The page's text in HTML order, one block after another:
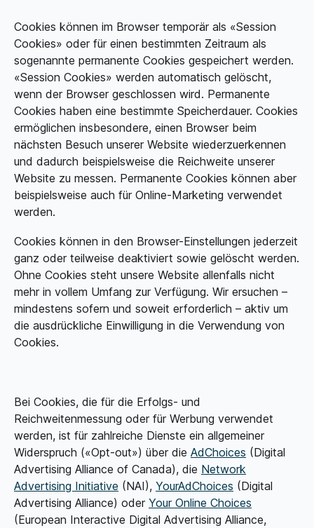
Cookies können im Browser temporär als «Session
Cookies» oder für einen bestimmten Zeitraum als
sogenannte permanente Cookies gespeichert werden.
«Session Cookies» werden automatisch gelöscht,
wenn der Browser geschlossen wird. Permanente
Cookies haben eine bestimmte Speicherdauer. Cookies
ermöglichen insbesondere, einen Browser beim
nächsten Besuch unserer Website wiederzuerkennen
und dadurch beispielsweise die Reichweite unserer
Website zu messen. Permanente Cookies können aber
beispielsweise auch für Online-Marketing verwendet
werden.
Cookies können in den Browser-Einstellungen jederzeit
ganz oder teilweise deaktiviert sowie gelöscht werden.
Ohne Cookies steht unsere Website allenfalls nicht
mehr in vollem Umfang zur Verfügung. Wir ersuchen –
mindestens sofern und soweit erforderlich – aktiv um
die ausdrückliche Einwilligung in die Verwendung von
Cookies.
Bei Cookies, die für die Erfolgs- und
Reichweitenmessung oder für Werbung verwendet
werden, ist für zahlreiche Dienste ein allgemeiner
Widerspruch («Opt-out») über die AdChoices (Digital
Advertising Alliance of Canada), die Network
Advertising Initiative (NAI), YourAdChoices (Digital
Advertising Alliance) oder Your Online Choices
(European Interactive Digital Advertising Alliance,